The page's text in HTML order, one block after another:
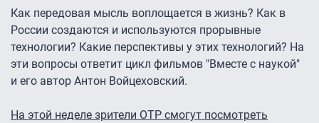
Как передовая мысль воплощается в жизнь? Как в
России создаются и используются прорывные
технологии? Какие перспективы у этих технологий? На
эти вопросы ответит цикл фильмов "Вместе с наукой"
и его автор Антон Войцеховский.
На этой неделе зрители ОТР смогут посмотреть